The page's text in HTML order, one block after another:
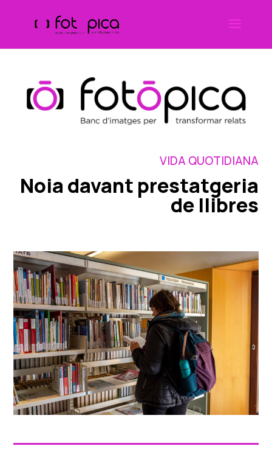
VIDA QUOTIDIANA
Noia davant prestatgeria
de llibres